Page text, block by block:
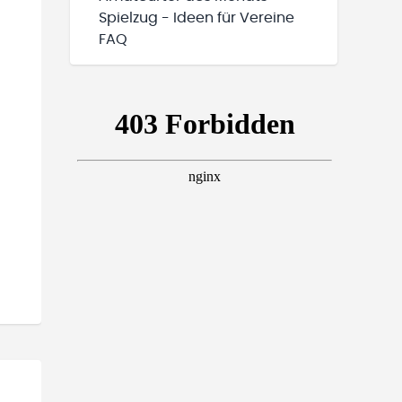
Spielzug - Ideen für Vereine
FAQ